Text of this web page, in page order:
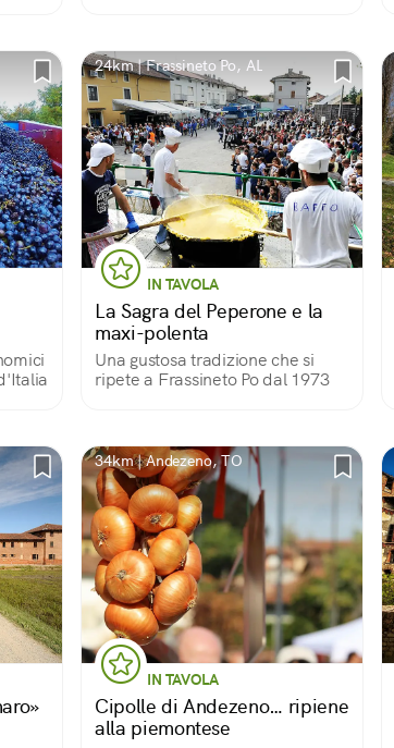
24km | Frassineto Po, AL
IN TAVOLA
La Sagra del Peperone e la
maxi-polenta
Una gustosa tradizione che si
ripete a Frassineto Po dal 1973
34km | Andezeno, TO
IN TAVOLA
Cipolle di Andezeno… ripiene
alla piemontese